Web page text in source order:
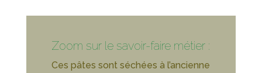
Zoom sur le savoir-faire métier :
Ces pâtes sont séchées à l’ancienne